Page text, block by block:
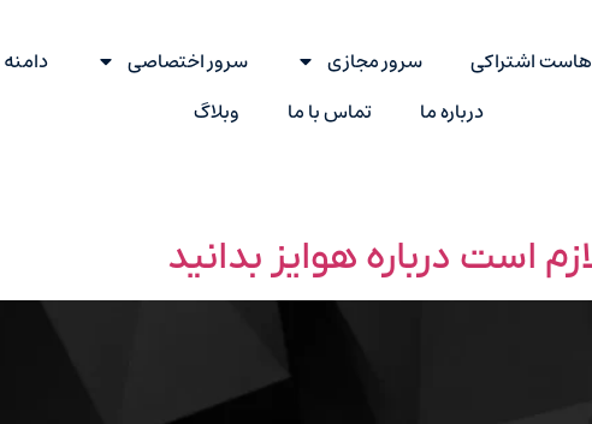
هاست اشتراکی سرور مجازی سرور اختصاصی
دامنه
درباره ما
تماس با ما وبلاگ